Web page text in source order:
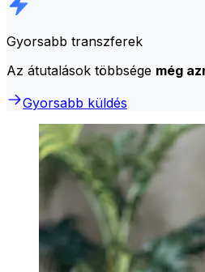
Gyorsabb transzferek
Az átutalások többsége még
Gyorsabb küldés